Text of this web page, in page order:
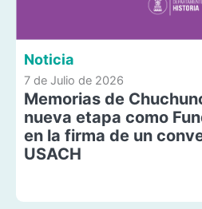
Noticia
7 de Julio de 2026
Memorias de
nueva etapa como
en la firma de un
USACH